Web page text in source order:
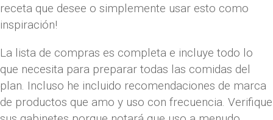
receta que desee o simplemente usar esto como
inspiración!
La lista de compras es completa e incluye todo lo
que necesita para preparar todas las comidas del
plan. Incluso he incluido recomendaciones de marca
de productos que amo y uso con frecuencia. Verifique